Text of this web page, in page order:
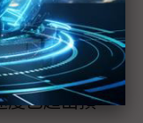
剛接任時18A
度已超出預